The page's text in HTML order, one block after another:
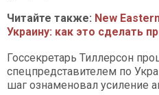
Читайте также: New
Украину: как это сделать
Госсекретарь Тиллерсон
спецпредставителем по
шаг ознаменовал усиление